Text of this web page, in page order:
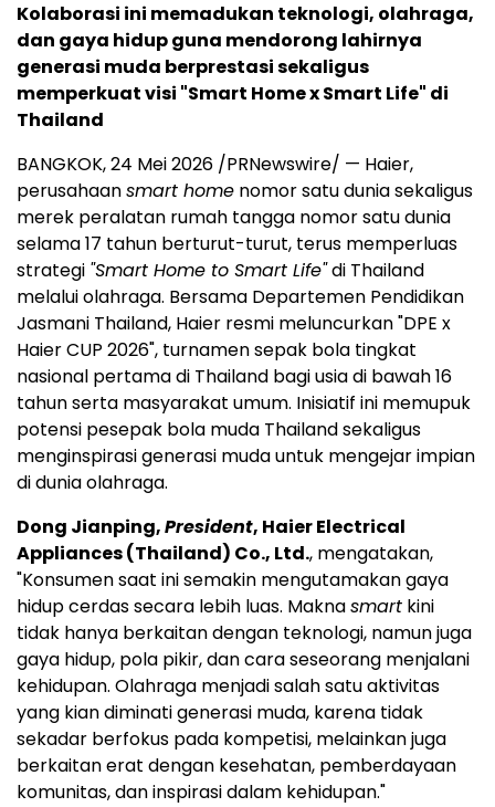
Kolaborasi ini memadukan teknologi, olahraga,
dan gaya hidup guna mendorong lahirnya
generasi muda berprestasi sekaligus
memperkuat visi "Smart Home x Smart Life" di
Thailand
BANGKOK, 24 Mei 2026 /PRNewswire/ — Haier,
perusahaansmart home nomor satu dunia sekaligus
merek peralatan rumah tangga nomor satu dunia
selama 17 tahun berturut-turut, terus memperluas
strategi "Smart Home to Smart Life"di Thailand
melalui olahraga. Bersama Departemen Pendidikan
Jasmani Thailand, Haier resmi meluncurkan "DPE x
Haier CUP 2026", turnamen sepak bola tingkat
nasional pertama di Thailand bagi usia di bawah 16
tahun serta masyarakat umum. Inisiatif ini memupuk
potensi pesepak bola muda Thailand sekaligus
menginspirasi generasi muda untuk mengejar impian
di dunia olahraga.
Dong Jianping,President, Haier Electrical
Appliances (Thailand) Co., Ltd., mengatakan,
"Konsumen saat ini semakin mengutamakan gaya
hidup cerdas secara lebih luas. Maknasmart kini
tidak hanya berkaitan dengan teknologi, namun juga
gaya hidup, pola pikir, dan cara seseorang menjalani
kehidupan. Olahraga menjadi salah satu aktivitas
yang kian diminati generasi muda, karena tidak
sekadar berfokus pada kompetisi, melainkan juga
berkaitan erat dengan kesehatan, pemberdayaan
komunitas, dan inspirasi dalam kehidupan."